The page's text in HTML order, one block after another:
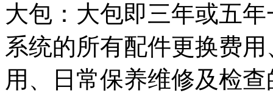
大包：大包即三年或五
系统的所有配件更换费
用、日常保养维修及检